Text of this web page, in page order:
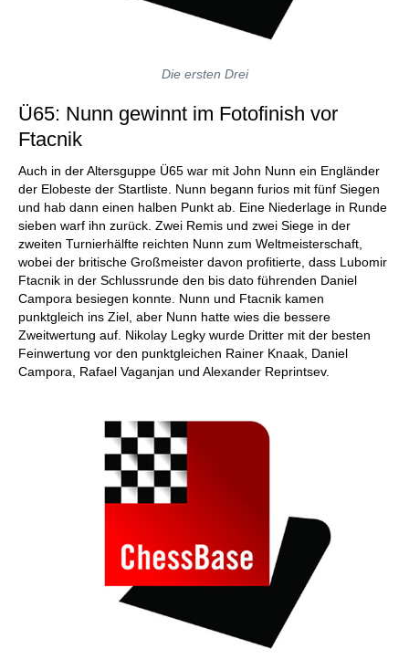
Die ersten Drei
Ü65: Nunn gewinnt im Fotofinish vor
Ftacnik
Auch in der Altersguppe Ü65 war mit John Nunn ein Engländer
der Elobeste der Startliste. Nunn begann furios mit fünf Siegen
und hab dann einen halben Punkt ab. Eine Niederlage in Runde
sieben warf ihn zurück. Zwei Remis und zwei Siege in der
zweiten Turnierhälfte reichten Nunn zum Weltmeisterschaft,
wobei der britische Großmeister davon profitierte, dass Lubomir
Ftacnik in der Schlussrunde den bis dato führenden Daniel
Campora besiegen konnte. Nunn und Ftacnik kamen
punktgleich ins Ziel, aber Nunn hatte wies die bessere
Zweitwertung auf. Nikolay Legky wurde Dritter mit der besten
Feinwertung vor den punktgleichen Rainer Knaak, Daniel
Campora, Rafael Vaganjan und Alexander Reprintsev.